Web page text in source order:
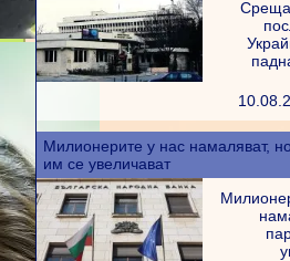
Милионерите у нас намаляват,
им се увеличават